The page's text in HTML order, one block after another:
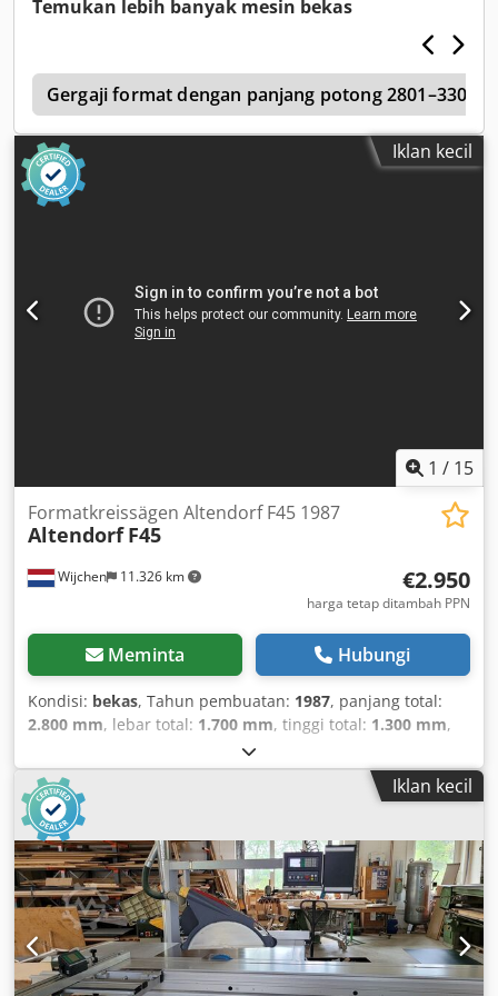
Temukan lebih banyak mesin bekas
Gergaji format dengan panjang potong 2801–3300
Iklan kecil
1 / 15
Wijchen 11.326 km
Formatkreissägen Altendorf F45 1987
Altendorf F45
€2.950
harga tetap ditambah PPN
Meminta Hubungi
Kondisi: bekas, Tahun pembuatan: 1987, panjang total:
2.800 mm, lebar total: 1.700 mm, tinggi total: 1.300 mm,
Color: Green Weight: 500 kg - Year of manufacture: 1987 -
Documentation available: No - CE certificate available: No -
Serial number: 87-7-23 Chjdpfx Aey Ttrasgmsa - Main
motor power [kW]: 5.5 - Max. cutting height [mm]: 145 -
Parallel fence travel [mm]: 1100 - Sliding table length
[mm]: 2800 - Table width [mm]: 1150 - Max. saw blade
diameter [mm]: 450 - Saw blade bore diameter [mm]: 30 -
Dust extraction nozzle diameter [mm]: 120 - Manually
adjustable axes: Cutting height, tilting - Spindle speed:
Manual - └ Min. spindle speed [rpm]: 3000 - └ Max.
spindle speed [rpm]: 4000 - Tilting saw unit: - └ Min. tilting
Iklan kecil